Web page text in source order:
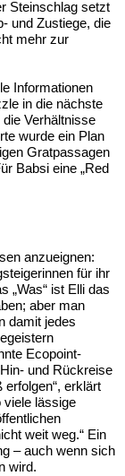
Steinschlag setzt
und Zustiege, die
mehr zur
Informationen
in die nächste
Verhältnisse
wurde ein Plan
Gratpassagen
Babsi eine „Red
anzueignen:
für ihr
„Was“ ist Elli das
aber man
damit jedes
Ecopoint-
und Rückreise
erklärt
viele lässige
weit weg.“ Ein
– auch wenn sich
wird.